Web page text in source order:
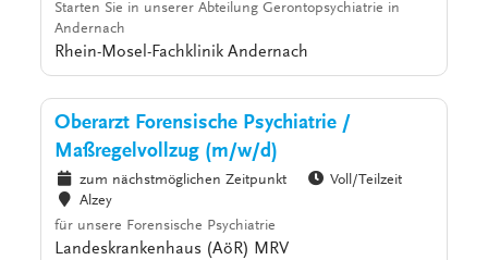
Starten Sie in unserer Abteilung Gerontopsychiatrie in
Andernach
Rhein-Mosel-Fachklinik Andernach
Oberarzt Forensische Psychiatrie /
Maßregelvollzug (m/w/d)
zum nächstmöglichen Zeitpunkt
Voll/Teilzeit
Alzey
für unsere Forensische Psychiatrie
Landeskrankenhaus (AöR) MRV